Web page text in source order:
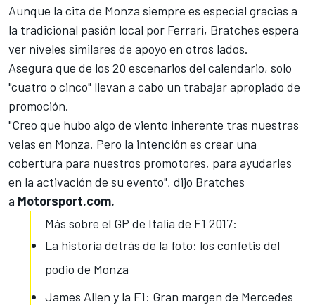
Aunque la cita de Monza siempre es especial gracias a
la tradicional pasión local por Ferrari, Bratches espera
ver niveles similares de apoyo en otros lados.
Asegura que de los 20 escenarios del calendario, solo
"cuatro o cinco" llevan a cabo un trabajar apropiado de
promoción.
"Creo que hubo algo de viento inherente tras nuestras
velas en Monza. Pero la intención es crear una
cobertura para nuestros promotores, para ayudarles
en la activación de su evento", dijo Bratches
a Motorsport.com.
Más sobre el GP de Italia de F1 2017:
La historia detrás de la foto: los confetis del
podio de Monza
James Allen y la F1: Gran margen de Mercedes